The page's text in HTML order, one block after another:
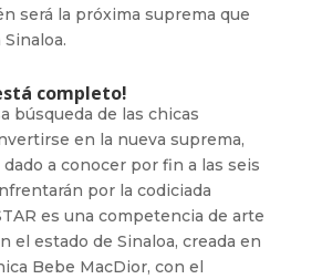
será la próxima suprema que
completo!
búsqueda de las chicas
en la nueva suprema,
a conocer por fin a las seis
por la codiciada
es una competencia de arte
el estado de Sinaloa, creada en
Bebe MacDior, con el